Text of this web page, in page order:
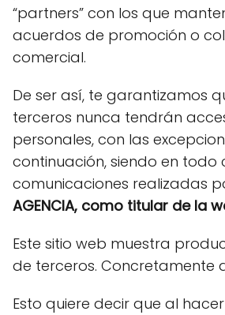
“partners” con los que
acuerdos de promoción o
comercial.
De ser así, te garantizamos
terceros nunca tendrán
personales, con las
continuación, siendo en todo
comunicaciones realizadas
AGENCIA, como titular de la
Este sitio web muestra
de terceros. Concretamente
Esto quiere decir que al